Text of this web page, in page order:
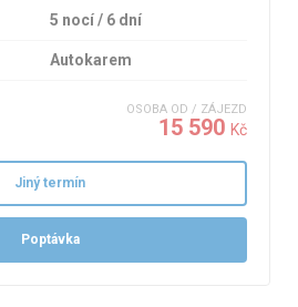
5 nocí / 6 dní
Autokarem
OSOBA OD / ZÁJEZD
15 590 Kč
Jiný termín
Poptávka